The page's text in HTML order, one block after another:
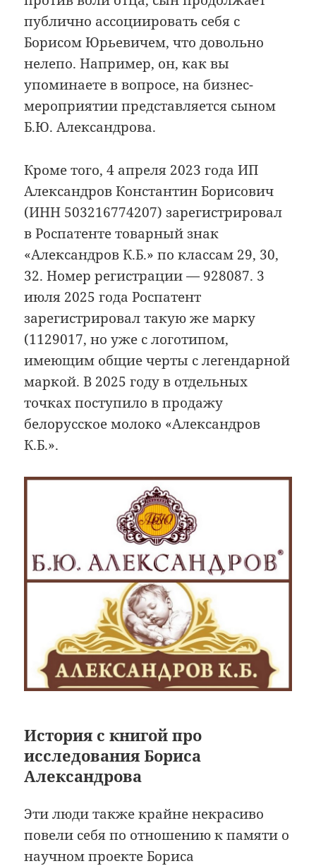
публично ассоциировать себя с
Борисом Юрьевичем, что довольно
нелепо. Например, он, как вы
упоминаете в вопросе, на бизнес-
мероприятии представляется сыном
Б.Ю. Александрова.
Кроме того, 4 апреля 2023 года ИП
Александров Константин Борисович
(ИНН 503216774207) зарегистрировал
в Роспатенте товарный знак
«Александров К.Б.» по классам 29, 30,
32. Номер регистрации — 928087. 3
июля 2025 года Роспатент
зарегистрировал такую же марку
(1129017, но уже с логотипом,
имеющим общие черты с легендарной
маркой. В 2025 году в отдельных
точках поступило в продажу
белорусское молоко «Александров
К.Б.».
История с книгой про
исследования Бориса
Александрова
Эти люди также крайне некрасиво
повели себя по отношению к памяти о
научном проекте Бориса